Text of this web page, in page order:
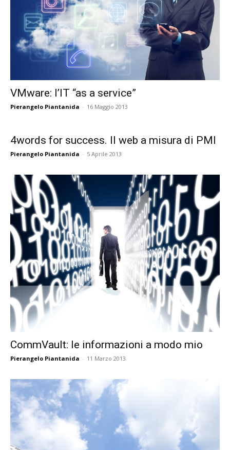
VMware: l’IT “as a service”
Pierangelo Piantanida - 16 Maggio 2013
4words for success. Il web a misura di PMI
Pierangelo Piantanida - 5 Aprile 2013
CommVault: le informazioni a modo mio
Pierangelo Piantanida - 11 Marzo 2013